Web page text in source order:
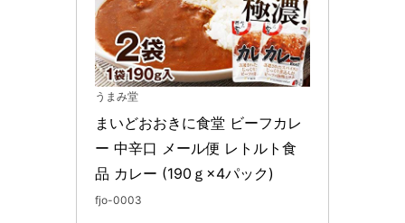
うまみ堂
まいどおおきに食堂 ビーフカレ
ー 中辛口 メール便 レトルト食
品 カレー (190ｇ×4パック)
fjo-0003